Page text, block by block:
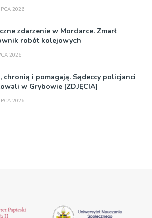
2026
zdarzenie w Mordarce. Zmarł
robót kolejowych
2026
chronią i pomagają. Sądeccy policjanci
w Grybowie [ZDJĘCIA]
2026